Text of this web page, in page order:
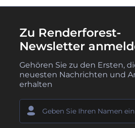
Zu Renderforest-
Newsletter
Gehören Sie zu den Ersten,
neuesten Nachrichten und
erhalten